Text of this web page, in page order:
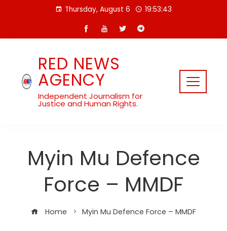
Thursday, August 6 19:53:43
RED NEWS
AGENCY
Independent Journalism for
Justice and Human Rights.
Myin Mu Defence
Force – MMDF
Home Myin Mu Defence Force – MMDF